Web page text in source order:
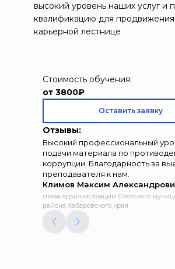
высокий уровень наших услуг и
квалификацию для
карьерной лестнице
Стоимость обучения:
от 3800₽
Оставить заявку
Отзывы:
Высокий профессиональный
подачи материала по
коррупции. Благодарность за
преподавателя к нам.
Климов Максим
глава администрации Охотского
района Хабаровского края